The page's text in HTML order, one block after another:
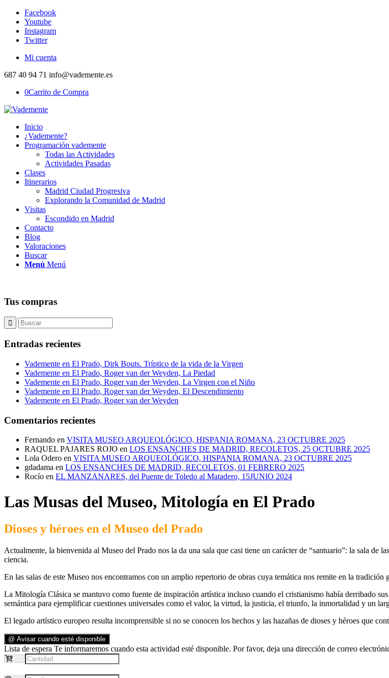
Facebook
Youtube
Instagram
Twitter
Mi cuenta
687 40 94 71 info@vademente.es
0Carrito de Compra
Inicio
¿Vademente?
Programación vademente
Todas las Actividades
Actividades Pasadas
Clases
Itinerarios
Madrid Ciudad Progresiva
Explorando la Comunidad de Madrid
Visitas
Escondido en Madrid
Contacto
Blog
Valoraciones
Buscar
Menú Menú
Tus compras
Entradas recientes
Vademente en El Prado, Dirk Bouts. Tríptico de la vida de la Virgen
Vademente en El Prado, Roger van der Weyden, La Piedad
Vademente en El Prado, Roger van der Weyden, La Virgen con el Niño
Vademente en El Prado, Roger van der Weyden, El Descendimiento
Vademente en El Prado, Roger van der Weyden
Comentarios recientes
Fernando en VISITA MUSEO ARQUEOLÓGICO, HISPANIA ROMANA, 23 OCTUBRE 2025
RAQUEL PAJARES ROJO en LOS ENSANCHES DE MADRID, RECOLETOS, 25 OCTUBRE 2025
Lola Odero en VISITA MUSEO ARQUEOLÓGICO, HISPANIA ROMANA, 23 OCTUBRE 2025
gdadama en LOS ENSANCHES DE MADRID, RECOLETOS, 01 FEBRERO 2025
Rocío en EL MANZANARES, del Puente de Toledo al Matadero, 15JUNIO 2024
Las Musas del Museo, Mitología en El Prado
Dioses y héroes en el Museo del Prado
Actualmente, la bienvenida al Museo del Prado nos la da una sala que casi tiene un carácter de “santuario”: la sala de
ciencia.
En las salas de este Museo nos encontramos con un amplio repertorio de obras cuya temática nos remite en la tradición
La Mitología Clásica se mantuvo como fuente de inspiración artística incluso cuando el cristianismo había derribado
semántica para ejemplificar cuestiones universales como el valor, la virtud, la justicia, el triunfo, la inmortalidad y un
El legado artístico europeo resulta incomprensible si no se conocen los hechos y las hazañas de dioses y héroes que
@ Avisar cuando esté disponible
Lista de espera Te informaremos cuando esta actividad esté disponible. Por favor, deja una dirección de correo